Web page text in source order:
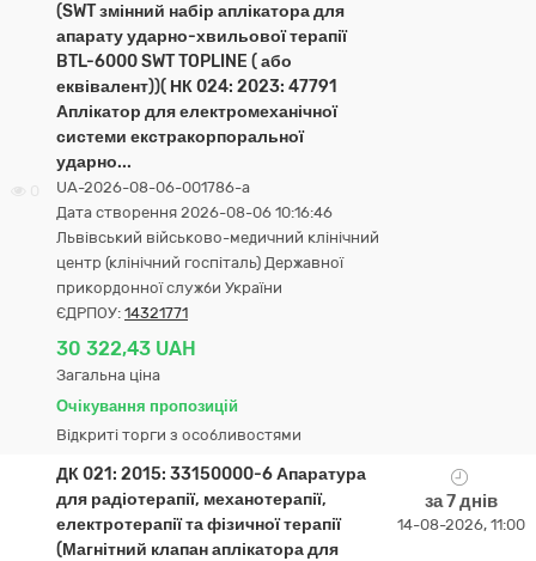
(SWT змінний набір аплікатора для
апарату ударно-хвильової терапії
BTL-6000 SWT TOPLINE ( або
еквівалент))( НК 024: 2023: 47791
Аплікатор для електромеханічної
системи екстракорпоральної
ударно...
UA-2026-08-06-001786-a
Дата створення 2026-08-06 10:16:46
Львівський військово-медичний клінічний
центр (клінічний госпіталь) Державної
прикордонної служби України
ЄДРПОУ: 14321771
30 322,43 UAH
Загальна ціна
Очікування пропозицій
Відкриті торги з особливостями
ДК 021: 2015: 33150000-6 Апаратура
для радіотерапії, механотерапії,
електротерапії та фізичної терапії
(Магнітний клапан аплікатора для
за 7 днів
14-08-2026, 11:00